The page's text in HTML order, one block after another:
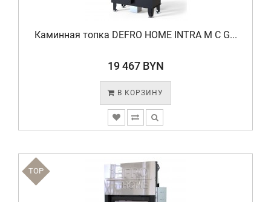
Каминная топка DEFRO HOME INTRA M C G...
19 467 BYN
В КОРЗИНУ
TOP